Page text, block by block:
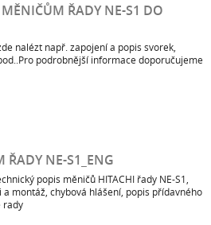
ŘADY NE-S1 DO
nalézt např. zapojení a popis svorek,
podrobnější informace doporučujeme
NE-S1_ENG
popis měničů HITACHI řady NE-S1,
montáž, chybová hlášení, popis přídavného
rady